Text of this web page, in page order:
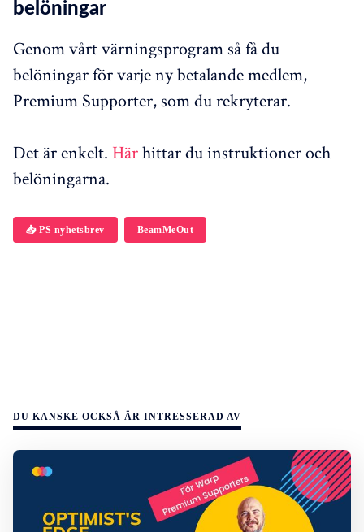
belöningar
Genom vårt värningsprogram så få du
belöningar för varje ny betalande medlem,
Premium Supporter, som du rekryterar.
Det är enkelt. Härhittar du instruktioner och
belöningarna.
📥 PS nyhetsbrev BeamMeOut
DU KANSKE OCKSÅ ÄR INTRESSERAD AV